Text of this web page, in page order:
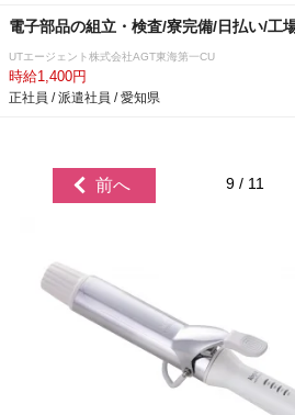
電子部品の組立・検査/寮完備/日払い/工
UTエージェント株式会社AGT東海第一CU
時給1,400円
正社員 / 派遣社員 / 愛知県
前へ 9 / 11